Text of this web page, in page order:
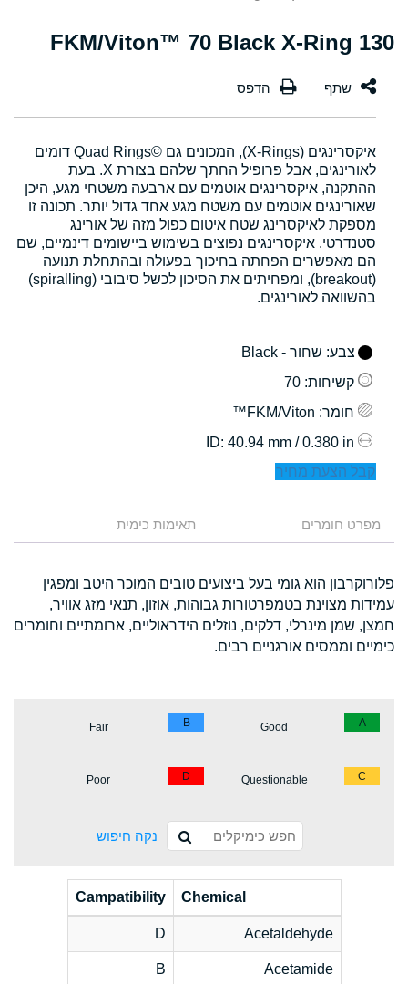
130 FKM/Viton™ 70 Black X-Ring
איקסרינגים (X-Rings), המכונים גם Quad Rings©‎ דומים
לאורינגים, אבל פרופיל החתך שלהם בצורת X. בעת
ההתקנה, איקסרינגים אוטמים עם ארבעה משטחי מגע, היכן
שאורינגים אוטמים עם משטח מגע אחד גדול יותר. תכונה זו
מספקת לאיקסרינג שטח איטום כפול מזה של אורינג
סטנדרטי. איקסרינגים נפוצים בשימוש ביישומים דינמיים, שם
הם מאפשרים הפחתה בחיכוך בפעולה ובהתחלת תנועה
(breakout), ומפחיתים את הסיכון לכשל סיבובי (spiralling)
בהשוואה לאורינגים.
צבע: שחור - Black
קשיחות: 70
חומר: FKM/Viton™
: 40.94 mm / 0.380 in
קבל הצעת מחיר
מפרט חומרים תאימות כימית
פלורוקרבון הוא גומי בעל ביצועים טובים המוכר היטב ומפגין
עמידות מצוינת בטמפרטורות גבוהות, אוזון, תנאי מזג אוויר,
חמצן, שמן מינרלי, דלקים, נוזלים הידראוליים, ארומתיים וחומרים
כימיים וממסים אורגניים רבים.
A
Good
B
Fair
C
Questionable
D
Poor
נקה חיפוש
Chemical
Campatibility
Acetaldehyde
D
Acetamide
B